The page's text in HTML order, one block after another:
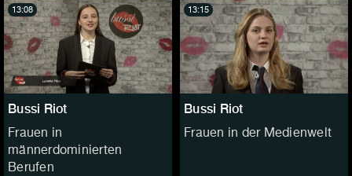
Bussi Riot
Frauen in
männerdominierten
Berufen
13:08
Bussi Riot
Frauen in der Medienwelt
13:15